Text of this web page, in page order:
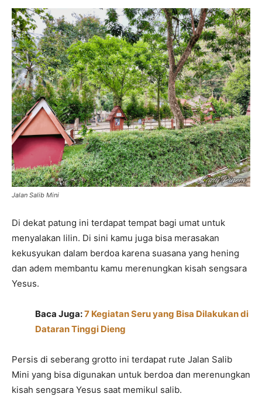
Jalan Salib Mini
Di dekat patung ini terdapat tempat bagi umat untuk
menyalakan lilin. Di sini kamu juga bisa merasakan
kekusyukan dalam berdoa karena suasana yang hening
dan adem membantu kamu merenungkan kisah sengsara
Yesus.
Baca Juga:7 Kegiatan Seru yang Bisa Dilakukan di
Dataran Tinggi Dieng
Persis di seberang grotto ini terdapat rute Jalan Salib
Mini yang bisa digunakan untuk berdoa dan merenungkan
kisah sengsara Yesus saat memikul salib.